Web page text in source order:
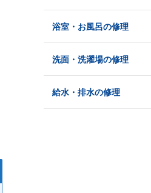
浴室・お風呂の修理
洗面・洗濯場の修理
給水・排水の修理